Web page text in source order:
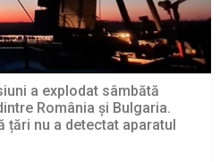
a explodat sâmbătă
România și Bulgaria.
țări nu a detectat aparatul